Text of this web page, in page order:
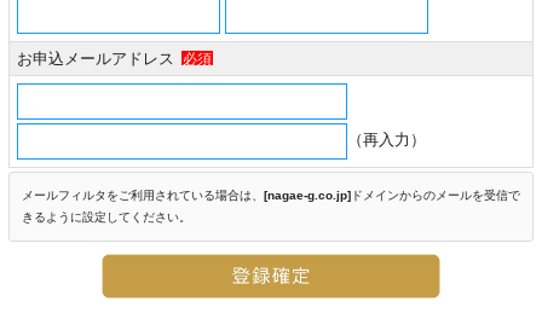
お申込メールアドレス 必須
（再入力）
メールフィルタをご利用されている場合は、 [nagae-g.co.jp] ドメインからのメールを受信で
きるように設定してください。
マウスピース＆ポーチ
ストラップ